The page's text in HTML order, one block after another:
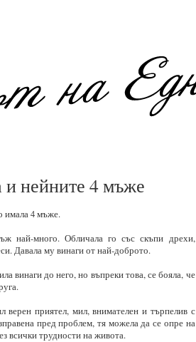
и нейните 4 мъже
имала 4 мъже.
най-много. Обличала го със скъпи дрехи,
Давала му винаги от най-доброто.
винаги до него, но въпреки това, се бояла, че
приятел, мил, внимателен и търпелив с
пред проблем, тя можела да се опре на
всички трудности на живота.